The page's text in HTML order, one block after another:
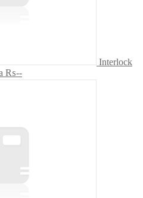
Interlock
₨--